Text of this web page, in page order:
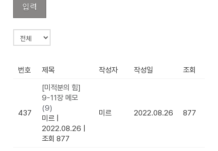
번호 제목 작성자 작성일 조회
437
[미적분의 힘]
9-11장 메모
(9)
미르
2022.08.26
조회 877
미르 2022.08.26 877